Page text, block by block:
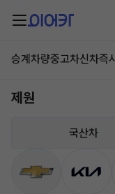
승계차량중고차신차즉
제원
국산차